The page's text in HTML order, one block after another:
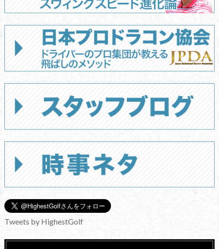
Tweets by HighestGolf